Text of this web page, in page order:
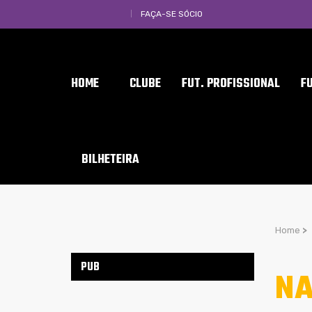
FAÇA-SE SÓCIO
HOME CLUBE FUT. PROFISSIONAL
BILHETEIRA
Home >
PUB